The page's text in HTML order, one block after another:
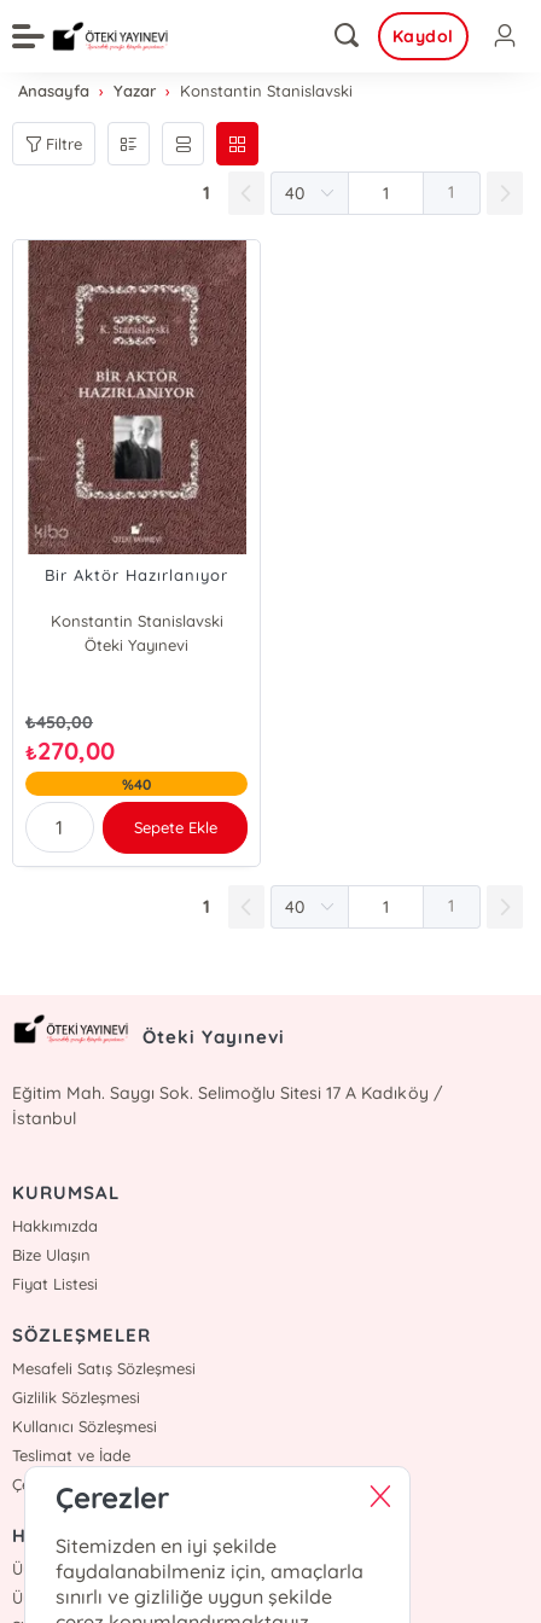
Kaydol
Anasayfa Yazar Konstantin Stanislavski
Filtre
1 1
Bir Aktör Hazırlanıyor
Konstantin Stanislavski
Öteki Yayınevi
₺450,00
₺270,00
%40
Sepete Ekle
1 1
Öteki Yayınevi
Eğitim Mah. Saygı Sok. Selimoğlu Sitesi 17 A Kadıköy /
İstanbul
KURUMSAL
Hakkımızda
Bize Ulaşın
Fiyat Listesi
SÖZLEŞMELER
Mesafeli Satış Sözleşmesi
Gizlilik Sözleşmesi
Kullanıcı Sözleşmesi
Teslimat ve İade
Çerez Politikasi
HIZLI ERİŞİM
Üye Ol
Üye Giriş
Çerezler
Sitemizden en iyi şekilde
faydalanabilmeniz için, amaçlarla
sınırlı ve gizliliğe uygun şekilde